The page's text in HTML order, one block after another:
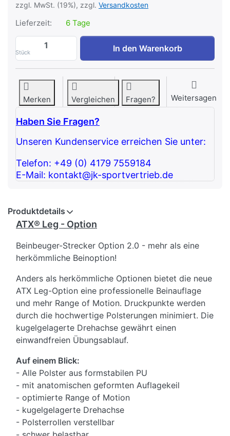
zzgl. MwSt. (19%), zzgl. Versandkosten
Lieferzeit: 6 Tage
Stück
ATX Beinbeuger-Strecker Option zu
In den Warenkorb
Merken Vergleichen Fragen? Weitersagen
Haben Sie Fragen?
Unseren Kundenservice erreichen Sie unter:
Telefon: +49 (0) 4179 7559184
E-Mail: kontakt@jk-sportvertrieb.de
Produktdetails
ATX® Leg - Option
Beinbeuger-Strecker Option 2.0 - mehr als eine
herkömmliche Beinoption!
Anders als herkömmliche Optionen bietet die neue
ATX Leg-Option eine professionelle Beinauflage
und mehr Range of Motion. Druckpunkte werden
durch die hochwertige Polsterungen minimiert. Die
kugelgelagerte Drehachse gewährt einen
einwandfreien Übungsablauf.
Auf einem Blick:
- Alle Polster aus formstabilen PU
- mit anatomischen geformten Auflagekeil
- optimierte Range of Motion
- kugelgelagerte Drehachse
- Polsterrollen verstellbar